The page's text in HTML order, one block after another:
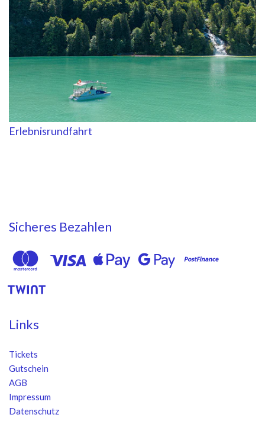
Erlebnisrundfahrt
Sicheres Bezahlen
Links
Tickets
Gutschein
AGB
Impressum
Datenschutz